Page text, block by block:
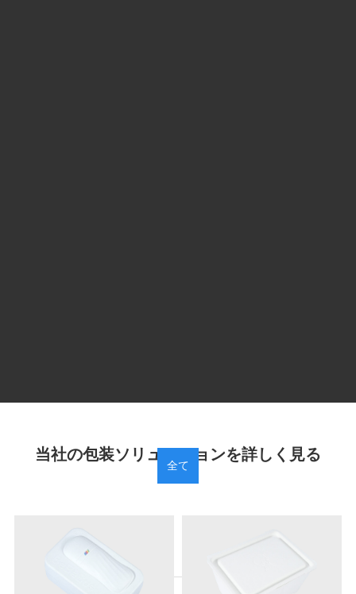
当社の包装ソリューションを詳しく見る
全て